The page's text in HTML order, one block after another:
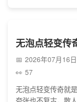
无泡点轻变传
2026年07月16日
57
无泡点轻变传奇就